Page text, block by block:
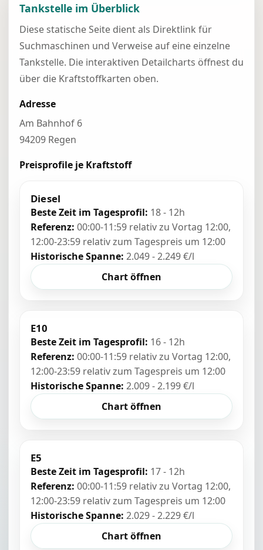
Tankstelle im Überblick
Diese statische Seite dient als Direktlink für
Suchmaschinen und Verweise auf eine einzelne
Tankstelle. Die interaktiven Detailcharts öffnest du
über die Kraftstoffkarten oben.
Adresse
Am Bahnhof 6
94209 Regen
Preisprofile je Kraftstoff
Diesel
Beste Zeit im Tagesprofil: 18 - 12h
Referenz: 00:00-11:59 relativ zu Vortag 12:00,
12:00-23:59 relativ zum Tagespreis um 12:00
Historische Spanne: 2.049 - 2.249 €/l
Chart öffnen
E10
Beste Zeit im Tagesprofil: 16 - 12h
Referenz: 00:00-11:59 relativ zu Vortag 12:00,
12:00-23:59 relativ zum Tagespreis um 12:00
Historische Spanne: 2.009 - 2.199 €/l
Chart öffnen
E5
Beste Zeit im Tagesprofil: 17 - 12h
Referenz: 00:00-11:59 relativ zu Vortag 12:00,
12:00-23:59 relativ zum Tagespreis um 12:00
Historische Spanne: 2.029 - 2.229 €/l
Chart öffnen